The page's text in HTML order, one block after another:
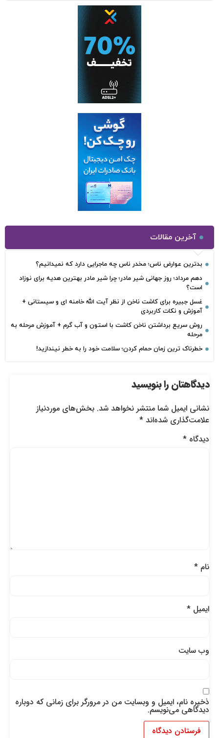
آخرین مقالات
بدترین عوارض ناس؛ مخدر ناس چه ماجرایی دارد که نمیدانیم؟
دهم مرداد؛ روز جهانی شیر مادر؛ چرا شیر مادر بهترین هدیه برای نوزاد
است؟
غسل جبیره برای کاشت ناخن از نظر آیت الله خامنه ای و سیستانی +
آموزش و نکات کاربردی
روش سریع برداشتن ناخن کاشت با استون و آب گرم + آموزش مرحله به
مرحله
خطرناک‌ ترین زمان‌ حمام کردن؛ سلامت خود را به خطر نیندازید!
دیدگاهتان را بنویسید
نشانی ایمیل شما منتشر نخواهد شد. بخش‌های موردنیاز
علامت‌گذاری شده‌اند*
دیدگاه*
نام*
ایمیل*
وب‌ سایت
ذخیره نام، ایمیل و وبسایت من در مرورگر برای زمانی که دوباره
دیدگاهی می‌نویسم.